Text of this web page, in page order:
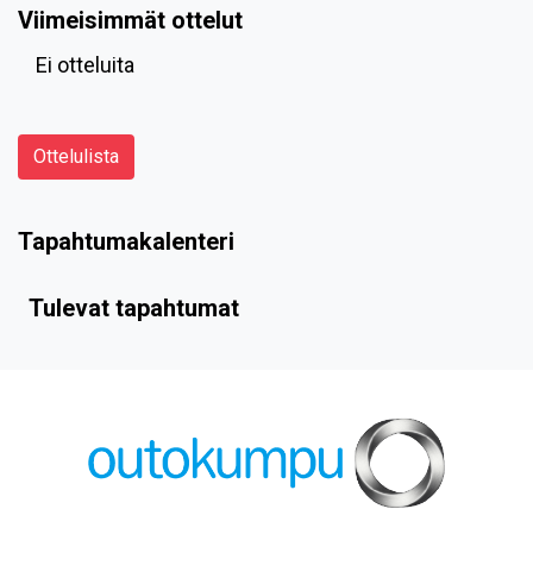
Viimeisimmät ottelut
Ei otteluita
Ottelulista
Tapahtumakalenteri
Tulevat tapahtumat